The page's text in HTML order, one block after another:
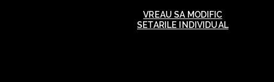
VREAU SA MODIFIC
SETARILE INDIVIDUAL